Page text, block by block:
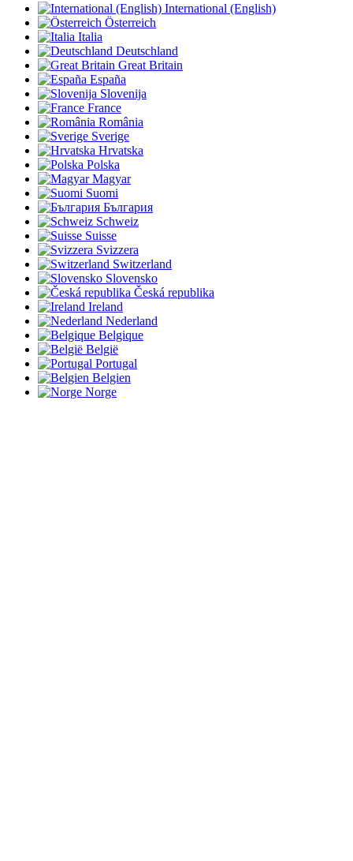
International (English)
Österreich
Italia
Deutschland
Great Britain
España
Slovenija
France
România
Sverige
Hrvatska
Polska
Magyar
Suomi
България
Schweiz
Suisse
Svizzera
Switzerland
Slovensko
Česká republika
Ireland
Nederland
Belgique
België
Portugal
Belgien
Norge